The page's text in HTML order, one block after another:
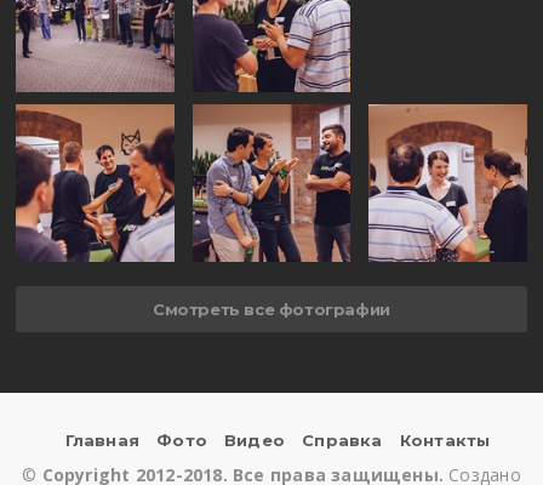
Смотреть все фотографии
Главная Фото Видео Справка Контакты
© Copyright 2012-2018. Все права защищены. Создано